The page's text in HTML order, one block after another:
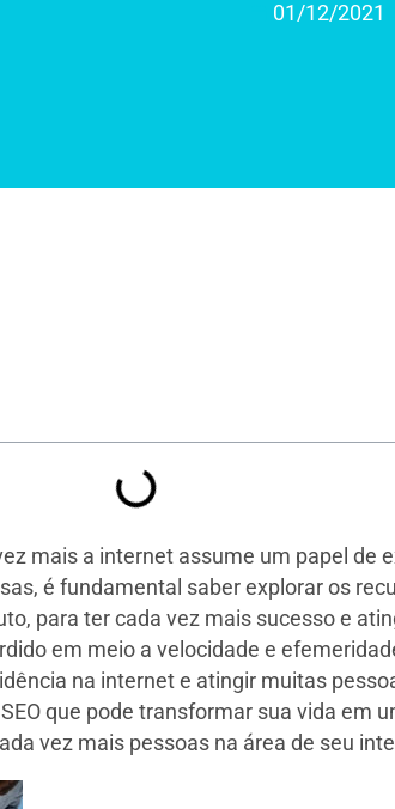
01/12/2021
mais a internet assume um papel de
é fundamental saber explorar os
para ter cada vez mais sucesso e
em meio a velocidade e
na internet e atingir muitas
que pode transformar sua vida em
vez mais pessoas na área de seu